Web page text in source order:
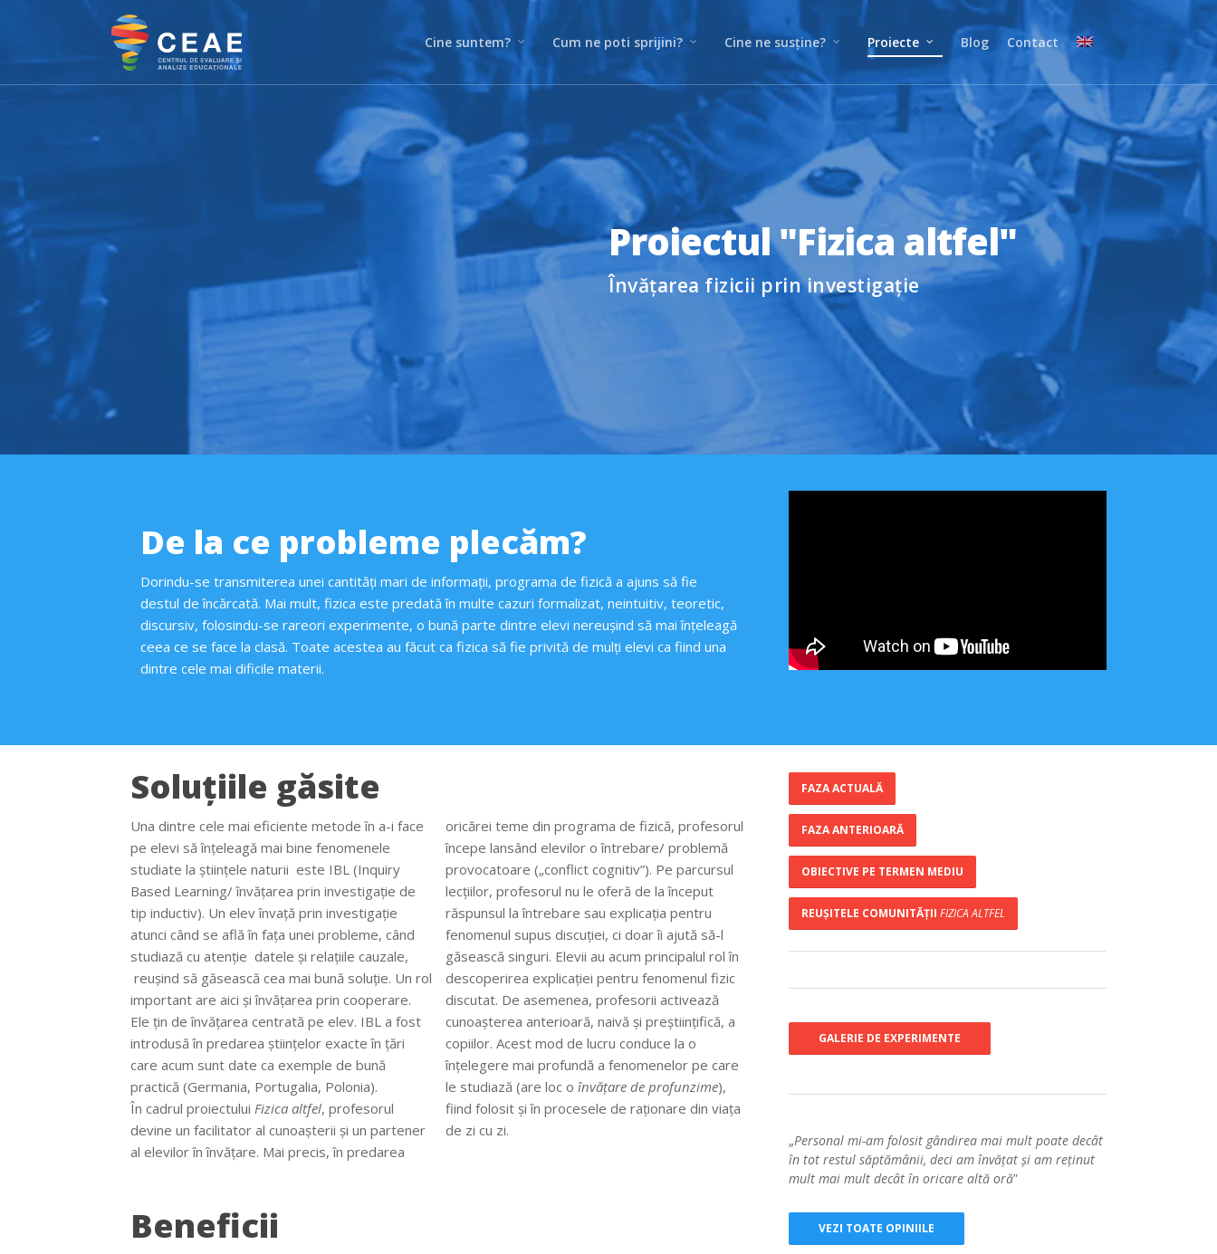
Cine suntem? Cum ne poti sprijini? Cine ne susține? Proiecte Blog Contact
Proiectul "Fizica altfel"
Învățarea fizicii prin investigație
De la ce probleme plecăm?
Dorindu-se transmiterea unei cantități mari de informații, programa de fizică a ajuns să fie
destul de încărcată. Mai mult, fizica este predată în multe cazuri formalizat, neintuitiv, teoretic,
discursiv, folosindu-se rareori experimente, o bună parte dintre elevi nereușind să mai înțeleagă
ceea ce se face la clasă. Toate acestea au făcut ca fizica să fie privită de mulți elevi ca fiind una
dintre cele mai dificile materii.
Soluțiile găsite
Una dintre cele mai eficiente metode în a-i face
pe elevi să înțeleagă mai bine fenomenele
studiate la științele naturii este IBL (Inquiry
Based Learning/ învățarea prin investigație de
tip inductiv). Un elev învață prin investigație
atunci când se află în fața unei probleme, când
studiază cu atenție datele și relațiile cauzale,
reușind să găsească cea mai bună soluție. Un rol
important are aici și învățarea prin cooperare.
Ele țin de învățarea centrată pe elev. IBL a fost
introdusă în predarea științelor exacte în țări
care acum sunt date ca exemple de bună
practică (Germania, Portugalia, Polonia).
În cadrul proiectului Fizica altfel, profesorul
devine un facilitator al cunoașterii și un partener
al elevilor în învățare. Mai precis, în predarea
oricărei teme din programa de fizică, profesorul
începe lansând elevilor o întrebare/ problemă
provocatoare („conflict cognitiv”). Pe parcursul
lecțiilor, profesorul nu le oferă de la început
răspunsul la întrebare sau explicația pentru
fenomenul supus discuției, ci doar îi ajută să-l
găsească singuri. Elevii au acum principalul rol în
descoperirea explicației pentru fenomenul fizic
discutat. De asemenea, profesorii activează
cunoașterea anterioară, naivă și preștiințifică, a
copiilor. Acest mod de lucru conduce la o
înțelegere mai profundă a fenomenelor pe care
le studiază (are loc oînvățare de profunzime),
fiind folosit și în procesele de raționare din viața
de zi cu zi.
Beneficii
FAZA ACTUALĂ
FAZA ANTERIOARĂ
OBIECTIVE PE TERMEN MEDIU
REUȘITELE COMUNITĂȚII FIZICA ALTFEL
GALERIE DE EXPERIMENTE
„Personal mi-am folosit gândirea mai mult poate decât
în tot restul săptămânii, deci am învățat și am reținut
mult mai mult decât în oricare altă oră”
VEZI TOATE OPINIILE